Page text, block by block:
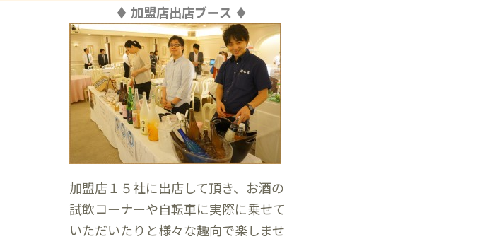
♦ 加盟店出店ブース ♦
加盟店１５社に出店して頂き、お酒の
試飲コーナーや自転車に実際に乗せて
いただいたりと様々な趣向で楽しませ